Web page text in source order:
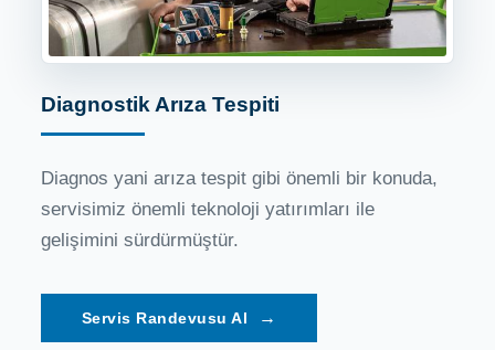
Diagnostik Arıza Tespiti
Diagnos yani arıza tespit gibi önemli bir konuda,
servisimiz önemli teknoloji yatırımları ile
gelişimini sürdürmüştür.
→